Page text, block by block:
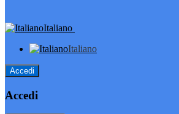
Italiano
Italiano
Accedi
Accedi